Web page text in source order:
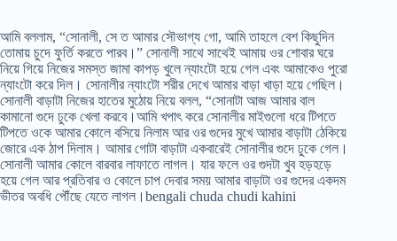
আমি বললাম, “সোনালী, সে ত আমার সৌভাগ্য গো, আমি তাহলে বেশ কিছুদিন
তোমায় চুদে ফুর্তি করতে পারব।” সোনালী সাথে সাথেই আমায় ওর শোবার ঘরে
নিয়ে গিয়ে নিজের সমস্ত জামা কাপড় খুলে ন্যাংটো হয়ে গেল এবং আমাকেও পুরো
ন্যাংটো করে দিল। সোনালীর ন্যাংটো শরীর দেখে আমার বাড়া খাড়া হয়ে গেছিল।
সোনালী বাড়াটা নিজের হাতের মুঠোয় নিয়ে বলল, “সোনাটা আজ আমার বাল
কামানো গুদে ঢুকে খেলা করবে।আমি খপাৎ করে সোনালীর মাইগুলো ধরে টিপতে
টিপতে ওকে আমার কোলে বসিয়ে নিলাম আর ওর গুদের মুখে আমার বাড়াটা ঠেকিয়ে
জোরে এক ঠাপ দিলাম। আমার গোটা বাড়াটা একবারেই সোনালীর গুদে ঢুকে গেল।
সোনালী আমার কোলে বারবার লাফাতে লাগল। যার ফলে ওর গুদটা খুব হড়হড়ে
হয়ে গেল আর প্রতিবার ও কোলে চাপ দেবার সময় আমার বাড়াটা ওর গুদের একদম
ভীতর অবধি পৌঁছে যেতে লাগল।bengali chuda chudi kahini